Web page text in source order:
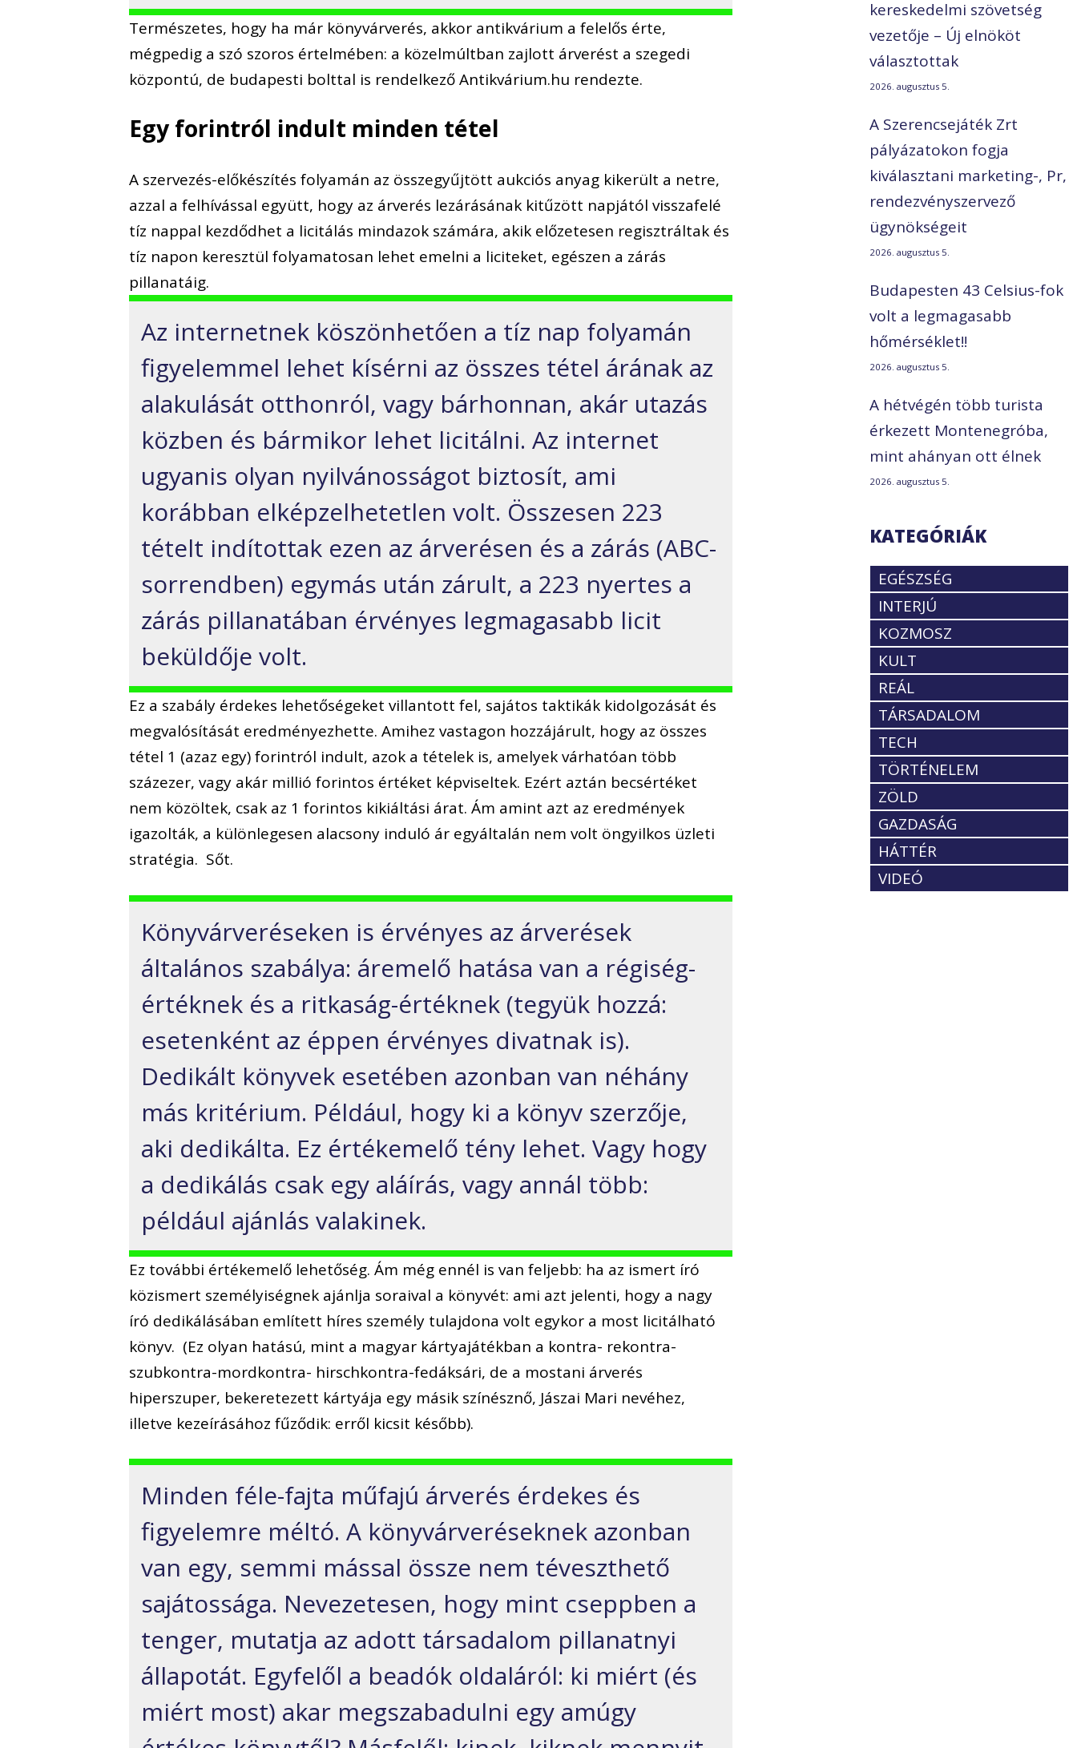
Természetes, hogy ha már könyvárverés, akkor antikvárium a felelős érte,
mégpedig a szó szoros értelmében: a közelmúltban zajlott árverést a szegedi
központú, de budapesti bolttal is rendelkező Antikvárium.hu rendezte.
Egy forintról indult minden tétel
A szervezés-előkészítés folyamán az összegyűjtött aukciós anyag kikerült a netre,
azzal a felhívással együtt, hogy az árverés lezárásának kitűzött napjától visszafelé
tíz nappal kezdődhet a licitálás mindazok számára, akik előzetesen regisztráltak és
tíz napon keresztül folyamatosan lehet emelni a liciteket, egészen a zárás
pillanatáig.
Az internetnek köszönhetően a tíz nap folyamán
figyelemmel lehet kísérni az összes tétel árának az
alakulását otthonról, vagy bárhonnan, akár utazás
közben és bármikor lehet licitálni. Az internet
ugyanis olyan nyilvánosságot biztosít, ami
korábban elképzelhetetlen volt. Összesen 223
tételt indítottak ezen az árverésen és a zárás (ABC-
sorrendben) egymás után zárult, a 223 nyertes a
zárás pillanatában érvényes legmagasabb licit
beküldője volt.
Ez a szabály érdekes lehetőségeket villantott fel, sajátos taktikák kidolgozását és
megvalósítását eredményezhette. Amihez vastagon hozzájárult, hogy az összes
tétel 1 (azaz egy) forintról indult, azok a tételek is, amelyek várhatóan több
százezer, vagy akár millió forintos értéket képviseltek. Ezért aztán becsértéket
nem közöltek, csak az 1 forintos kikiáltási árat. Ám amint azt az eredmények
igazolták, a különlegesen alacsony induló ár egyáltalán nem volt öngyilkos üzleti
stratégia. Sőt.
Könyvárveréseken is érvényes az árverések
általános szabálya: áremelő hatása van a régiség-
értéknek és a ritkaság-értéknek (tegyük hozzá:
esetenként az éppen érvényes divatnak is).
Dedikált könyvek esetében azonban van néhány
más kritérium. Például, hogy ki a könyv szerzője,
aki dedikálta. Ez értékemelő tény lehet. Vagy hogy
a dedikálás csak egy aláírás, vagy annál több:
például ajánlás valakinek.
Ez további értékemelő lehetőség. Ám még ennél is van feljebb: ha az ismert író
közismert személyiségnek ajánlja soraival a könyvét: ami azt jelenti, hogy a nagy
író dedikálásában említett híres személy tulajdona volt egykor a most licitálható
könyv. (Ez olyan hatású, mint a magyar kártyajátékban a kontra- rekontra-
szubkontra-mordkontra- hirschkontra-fedáksári, de a mostani árverés
hiperszuper, bekeretezett kártyája egy másik színésznő, Jászai Mari nevéhez,
illetve kezeírásához fűződik: erről kicsit később).
Minden féle-fajta műfajú árverés érdekes és
figyelemre méltó. A könyvárveréseknek azonban
van egy, semmi mással össze nem téveszthető
sajátossága. Nevezetesen, hogy mint cseppben a
tenger, mutatja az adott társadalom pillanatnyi
állapotát. Egyfelől a beadók oldaláról: ki miért (és
miért most) akar megszabadulni egy amúgy
kereskedelmi szövetség
vezetője – Új elnököt
választottak
2026. augusztus 5.
A Szerencsejáték Zrt
pályázatokon fogja
kiválasztani marketing-, Pr,
rendezvényszervező
ügynökségeit
2026. augusztus 5.
Budapesten 43 Celsius-fok
volt a legmagasabb
hőmérséklet!!
2026. augusztus 5.
A hétvégén több turista
érkezett Montenegróba,
mint ahányan ott élnek
2026. augusztus 5.
KATEGÓRIÁK
EGÉSZSÉG
INTERJÚ
KOZMOSZ
KULT
REÁL
TÁRSADALOM
TECH
TÖRTÉNELEM
ZÖLD
GAZDASÁG
HÁTTÉR
VIDEÓ